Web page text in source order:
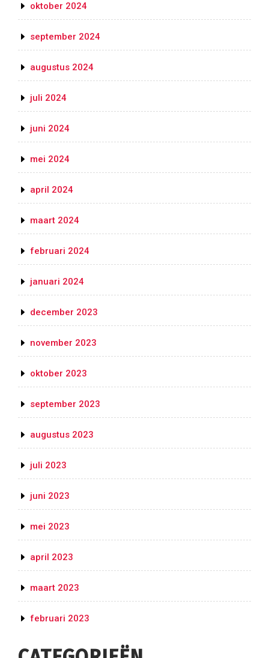
oktober 2024
september 2024
augustus 2024
juli 2024
juni 2024
mei 2024
april 2024
maart 2024
februari 2024
januari 2024
december 2023
november 2023
oktober 2023
september 2023
augustus 2023
juli 2023
juni 2023
mei 2023
april 2023
maart 2023
februari 2023